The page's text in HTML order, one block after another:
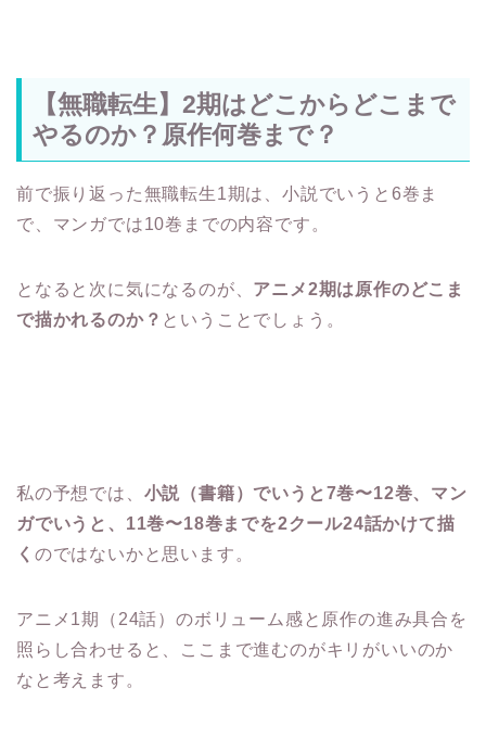
【無職転生】2期はどこからどこまで
やるのか？原作何巻まで？
前で振り返った無職転生1期は、小説でいうと6巻ま
で、マンガでは10巻までの内容です。
となると次に気になるのが、 アニメ2期は原作のどこま
で描かれるのか？ ということでしょう。
私の予想では、 小説（書籍）でいうと7巻〜12巻、マン
ガでいうと、11巻〜18巻までを2クール24話かけて描
く のではないかと思います。
アニメ1期（24話）のボリューム感と原作の進み具合を
照らし合わせると、ここまで進むのがキリがいいのか
なと考えます。